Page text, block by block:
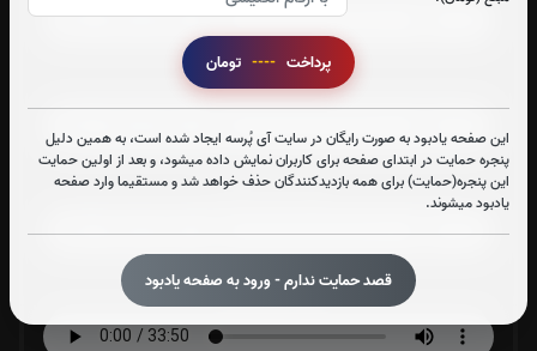
پرداخت ----
این صفحه یادبود به صورت رایگان در سایت آی پُرسه ایجاد شده است، به همین دلیل
پنجره حمایت در ابتدای صفحه برای کاربران نمایش داده میشود، و بعد از اولین حمایت
این پنجره(حمایت) برای همه بازدیدکنندگان حذف خواهد شد و مستقیما وارد صفحه
یادبود میشوند.
قصد حمایت ندارم - ورود به صفحه یادبود
صوت جزء شماره 6
صوت جزء شماره 7
صوت جزء شماره 8